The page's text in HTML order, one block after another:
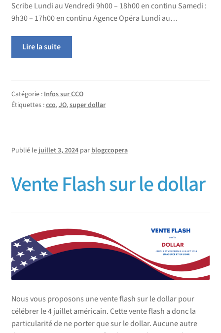
Scribe Lundi au Vendredi 9h00 – 18h00 en continu Samedi :
9h30 – 17h00 en continu Agence Opéra Lundi au…
Lire la suite
Catégorie : Infos sur CCO
Étiquettes :cco,JO,super dollar
Publié le juillet 3, 2024 par blogccopera
Vente Flash sur le dollar
Nous vous proposons une vente flash sur le dollar pour
célébrer le 4 juillet américain. Cette vente flash a donc la
particularité de ne porter que sur le dollar. Aucune autre